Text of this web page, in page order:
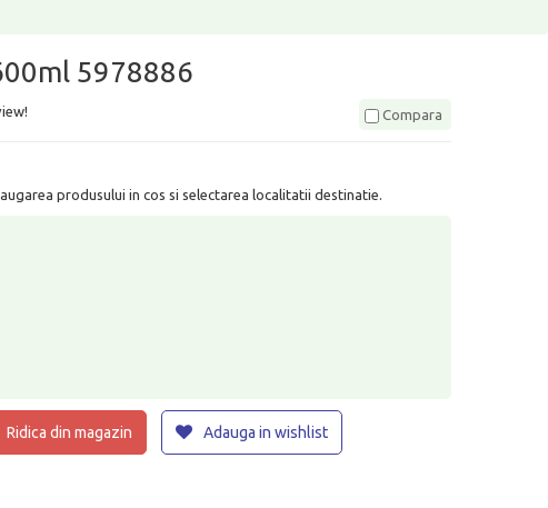
5978886
Compara
produsului in cos si selectarea localitatii destinatie.
Ridica din magazin Adauga in wishlist